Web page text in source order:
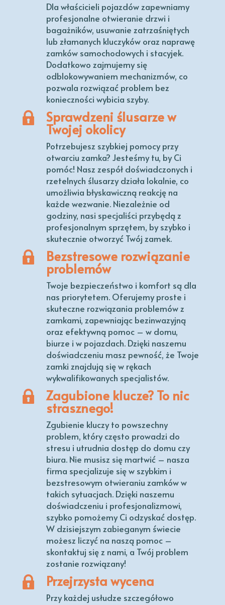
Dla właścicieli pojazdów zapewniamy
profesjonalne otwieranie drzwi i
bagażników, usuwanie zatrzaśniętych
lub złamanych kluczyków oraz naprawę
zamków samochodowych i stacyjek.
Dodatkowo zajmujemy się
odblokowywaniem mechanizmów, co
pozwala rozwiązać problem bez
konieczności wybicia szyby.
Sprawdzeni ślusarze w
Twojej okolicy
Potrzebujesz szybkiej pomocy przy
otwarciu zamka? Jesteśmy tu, by Ci
pomóc! Nasz zespół doświadczonych i
rzetelnych ślusarzy działa lokalnie, co
umożliwia błyskawiczną reakcję na
każde wezwanie. Niezależnie od
godziny, nasi specjaliści przybędą z
profesjonalnym sprzętem, by szybko i
skutecznie otworzyć Twój zamek.
Bezstresowe rozwiązanie
problemów
Twoje bezpieczeństwo i komfort są dla
nas priorytetem. Oferujemy proste i
skuteczne rozwiązania problemów z
zamkami, zapewniając bezinwazyjną
oraz efektywną pomoc – w domu,
biurze i w pojazdach. Dzięki naszemu
doświadczeniu masz pewność, że Twoje
zamki znajdują się w rękach
wykwalifikowanych specjalistów.
Zagubione klucze? To nic
strasznego!
Zgubienie kluczy to powszechny
problem, który często prowadzi do
stresu i utrudnia dostęp do domu czy
biura. Nie musisz się martwić – nasza
firma specjalizuje się w szybkim i
bezstresowym otwieraniu zamków w
takich sytuacjach. Dzięki naszemu
doświadczeniu i profesjonalizmowi,
szybko pomożemy Ci odzyskać dostęp.
W dzisiejszym zabieganym świecie
możesz liczyć na naszą pomoc –
skontaktuj się z nami, a Twój problem
zostanie rozwiązany!
Przejrzysta wycena
Przy każdej usłudze szczegółowo